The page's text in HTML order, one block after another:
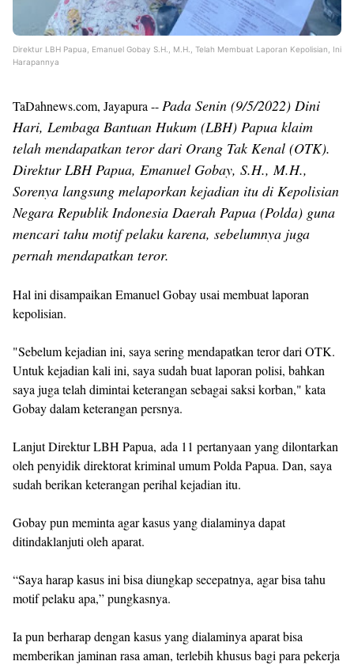
Direktur LBH Papua, Emanuel Gobay S.H., M.H., Telah Membuat Laporan Kepolisian, Ini
Harapannya
TaDahnews.com, Jayapura --Pada Senin (9/5/2022) Dini
Hari, Lembaga Bantuan Hukum (LBH) Papua klaim
telah mendapatkan teror dari Orang Tak Kenal (OTK).
Direktur LBH Papua, Emanuel Gobay, S.H., M.H.,
Sorenya langsung melaporkan kejadian itu di Kepolisian
Negara Republik Indonesia Daerah Papua (Polda) guna
mencari tahu motif pelaku karena, sebelumnya juga
pernah mendapatkan teror.
Hal ini disampaikan Emanuel Gobay usai membuat laporan
kepolisian.
"Sebelum kejadian ini, saya sering mendapatkan teror dari OTK.
Untuk kejadian kali ini, saya sudah buat laporan polisi, bahkan
saya juga telah dimintai keterangan sebagai saksi korban," kata
Gobay dalam keterangan persnya.
Lanjut Direktur LBH Papua, ada 11 pertanyaan yang dilontarkan
oleh penyidik direktorat kriminal umum Polda Papua. Dan, saya
sudah berikan keterangan perihal kejadian itu.
Gobay pun meminta agar kasus yang dialaminya dapat
ditindaklanjuti oleh aparat.
“Saya harap kasus ini bisa diungkap secepatnya, agar bisa tahu
motif pelaku apa,” pungkasnya.
Ia pun berharap dengan kasus yang dialaminya aparat bisa
memberikan jaminan rasa aman, terlebih khusus bagi para pekerja